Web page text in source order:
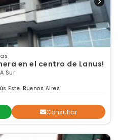
en el centro de Lanus!
Sur
Este, Buenos Aires
Consultar